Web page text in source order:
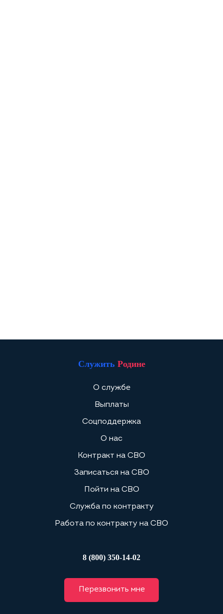
Служить Родине
О службе
Выплаты
Соцподдержка
О нас
Контракт на СВО
Записаться на СВО
Пойти на СВО
Служба по контракту
Работа по контракту на СВО
8 (800) 350-14-02
Перезвонить мне